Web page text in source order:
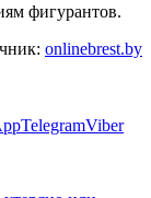
фигурантов.
onlinebrest.by
TelegramViber